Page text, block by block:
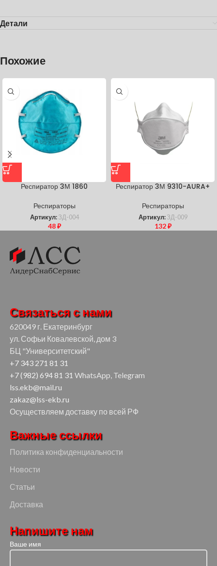
Детали
Похожие
Респиратор 3М 1860
Респираторы
Артикул: ЗД-004
48₽
Респиратор 3М 9310-AURA+
Респираторы
Артикул: ЗД-009
132₽
Связаться с нами
620049 г. Екатеринбург
ул. Софьи Ковалевской, дом 3
БЦ "Университетский"
+7 343 271 81 31
+7 (982) 694 81 31 WhatsApp, Telegram
lss.ekb@mail.ru
zakaz@lss-ekb.ru
Осуществляем доставку по всей РФ
Важные ссылки
Политика конфиденциальности
Новости
Статьи
Доставка
Напишите нам
Ваше имя